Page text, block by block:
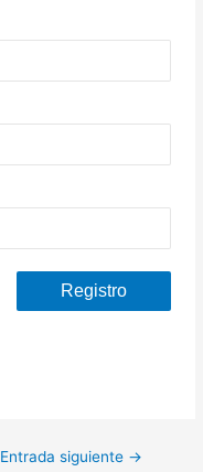
Entrada siguiente →